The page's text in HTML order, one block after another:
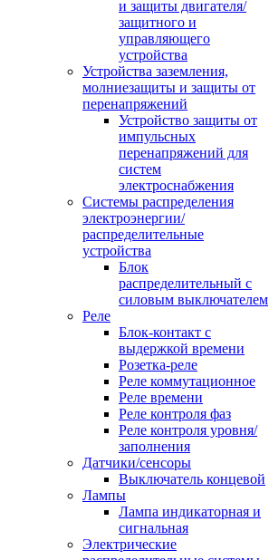
и защиты двигателя/
защитного и
управляющего
устройства
Устройства заземления,
молниезащиты и защиты от
перенапряжений
Устройство защиты от
импульсных
перенапряжений для
систем
электроснабжения
Системы распределения
электроэнергии/
распределительные
устройства
Блок
распределительный с
силовым выключателем
Реле
Блок-контакт с
выдержкой времени
Розетка-реле
Реле коммутационное
Реле времени
Реле контроля фаз
Реле контроля уровня/
заполнения
Датчики/сенсоры
Выключатель концевой
Лампы
Лампа индикаторная и
сигнальная
Электрические